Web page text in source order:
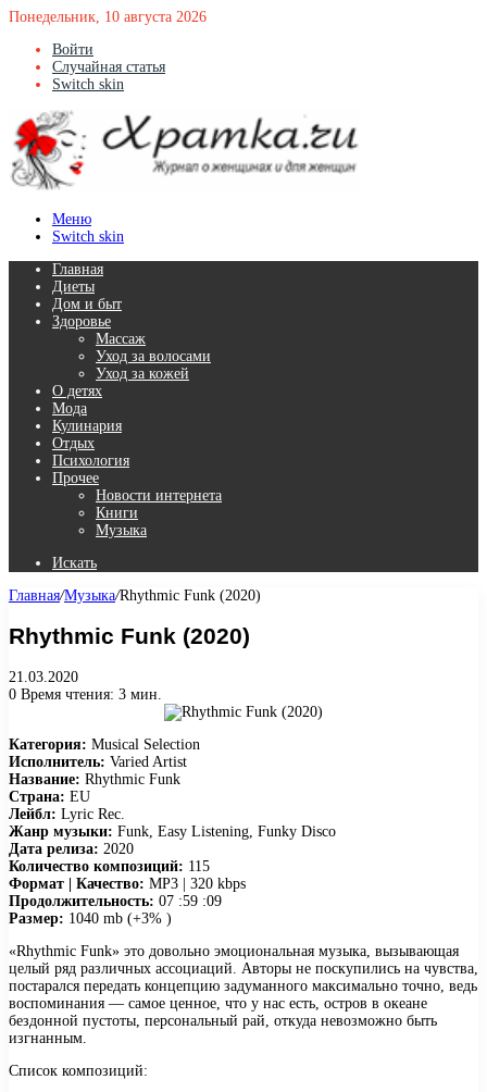
Понедельник, 10 августа 2026
Войти
Случайная статья
Switch skin
Меню
Switch skin
Главная
Диеты
Дом и быт
Здоровье
Массаж
Уход за волосами
Уход за кожей
О детях
Мода
Кулинария
Отдых
Психология
Прочее
Новости интернета
Книги
Музыка
Искать
Главная/Музыка/Rhythmic Funk (2020)
Rhythmic Funk (2020)
21.03.2020
0 Время чтения: 3 мин.
Категория: Musical Selection
Исполнитель: Varied Artist
Название: Rhythmic Funk
Страна: EU
Лейбл: Lyric Rec.
Жанр музыки: Funk, Easy Listening, Funky Disco
Дата релиза: 2020
Количество композиций: 115
Формат | Качество: MP3 | 320 kbps
Продолжительность: 07 :59 :09
Размер: 1040 mb (+3% )
«Rhythmic Funk» это довольно эмоциональная музыка, вызывающая
целый ряд различных ассоциаций. Авторы не поскупились на чувства,
постарался передать концепцию задуманного максимально точно, ведь
воспоминания — самое ценное, что у нас есть, остров в океане
бездонной пустоты, персональный рай, откуда невозможно быть
изгнанным.
Список композиций: